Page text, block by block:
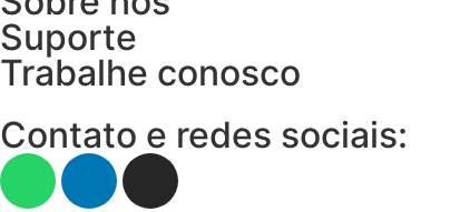
Suporte
Trabalhe conosco
Contato e redes sociais: